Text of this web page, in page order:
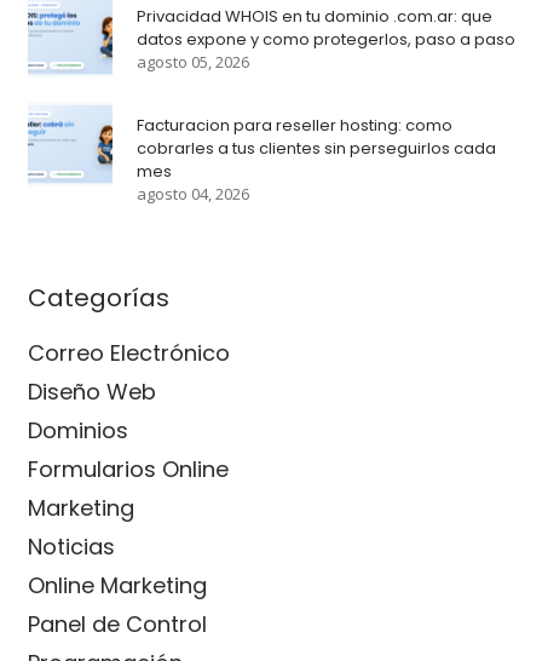
Privacidad WHOIS en tu dominio .com.ar: que
datos expone y como protegerlos, paso a paso
agosto 05, 2026
Facturacion para reseller hosting: como
cobrarles a tus clientes sin perseguirlos cada
mes
agosto 04, 2026
Categorías
Correo Electrónico
Diseño Web
Dominios
Formularios Online
Marketing
Noticias
Online Marketing
Panel de Control